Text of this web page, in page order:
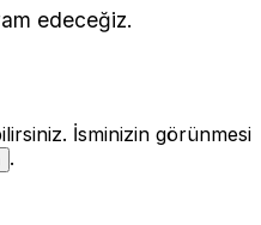
edeceğiz.
İsminizin görünmesi
.